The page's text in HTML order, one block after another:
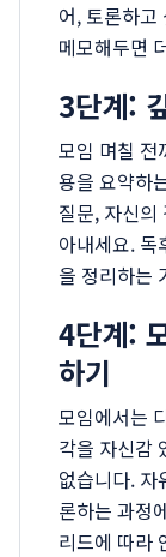
어, 토론하고
메모해두면
3단계:
모임 며칠 전
용을 요약하
질문, 자신의
아내세요. 독
을 정리하는
4단계:
하기
모임에서는
각을 자신감
없습니다. 자
론하는 과정
리드에 따라